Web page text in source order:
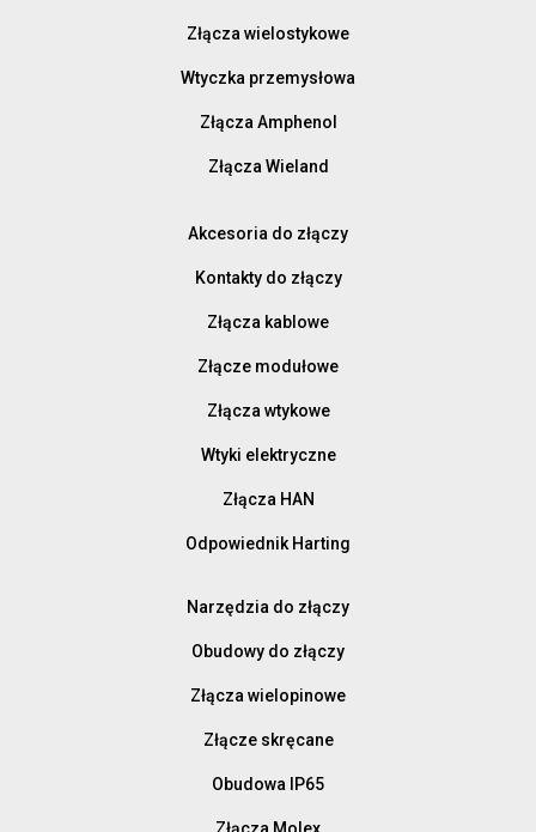
Złącza wielostykowe
Wtyczka przemysłowa
Złącza Amphenol
Złącza Wieland
Akcesoria do złączy
Kontakty do złączy
Złącza kablowe
Złącze modułowe
Złącza wtykowe
Wtyki elektryczne
Złącza HAN
Odpowiednik Harting
Narzędzia do złączy
Obudowy do złączy
Złącza wielopinowe
Złącze skręcane
Obudowa IP65
Złącza Molex